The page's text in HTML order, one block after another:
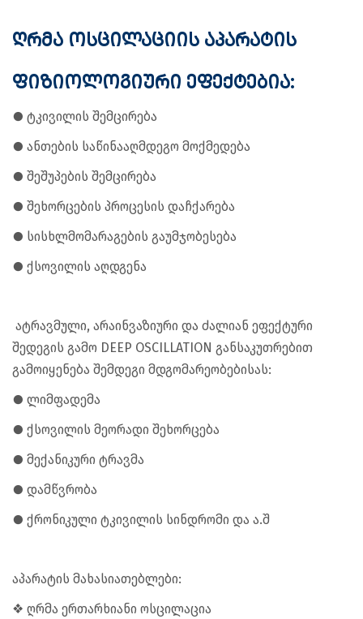
ღრმა ოსცილაციის აპარატის
ფიზიოლოგიური ეფექტებია:
● ტკივილის შემცირება
● ანთების საწინააღმდეგო მოქმედება
● შეშუპების შემცირება
● შეხორცების პროცესის დაჩქარება
● სისხლმომარაგების გაუმჯობესება
● ქსოვილის აღდგენა
ატრავმული, არაინვაზიური და ძალიან ეფექტური
შედეგის გამო DEEP OSCILLATION განსაკუთრებით
გამოიყენება შემდეგი მდგომარეობებისას:
● ლიმფადემა
● ქსოვილის მეორადი შეხორცება
● მექანიკური ტრავმა
● დამწვრობა
● ქრონიკული ტკივილის სინდრომი და ა.შ
აპარატის მახასიათებლები:
❖ ღრმა ერთარხიანი ოსცილაცია